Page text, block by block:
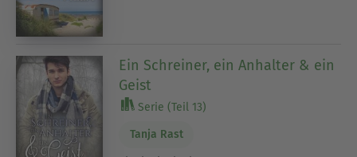
Ein Schreiner, ein Anhalter & ein
Geist
Serie (Teil 13)
Tanja Rast